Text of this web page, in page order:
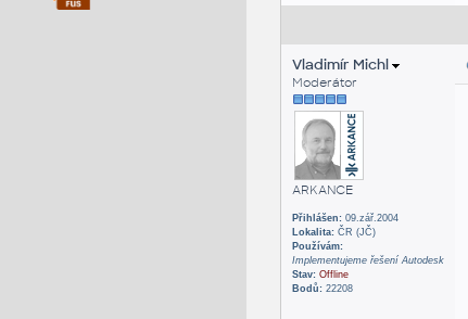
Vladimír Michl
Moderátor
ARKANCE
Přihlášen:09.zář.2004
Lokalita:ČR (JČ)
Používám:
Implementujeme řešení Autodesk
Stav: Offline
Bodů:22208